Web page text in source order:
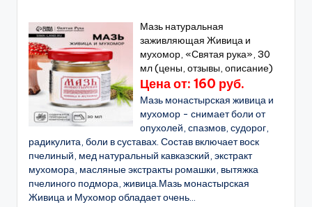
Мазь натуральная
заживляющая Живица и
мухомор, «Святая рука», 30
мл (цены, отзывы, описание)
Цена от: 160 руб.
Мазь монастырская живица и
мухомор - снимает боли от
опухолей, спазмов, судорог,
радикулита, боли в суставах. Состав включает воск
пчелиный, мед натуральный кавказский, экстракт
мухомора, масляные экстракты ромашки, вытяжка
пчелиного подмора, живица.Мазь монастырская
Живица и Мухомор обладает очень...